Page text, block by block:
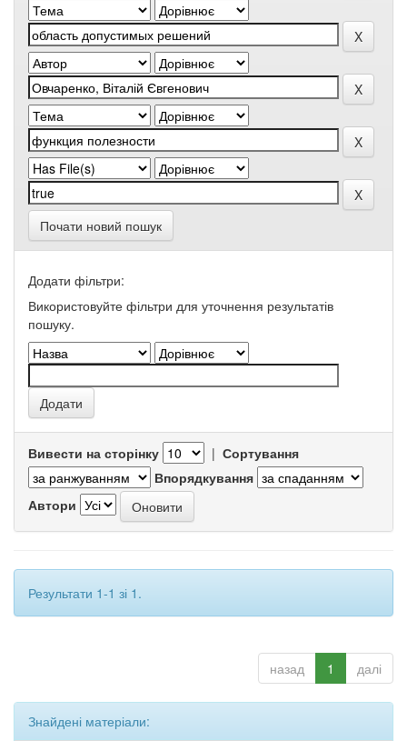
Почати новий пошук
Додати фільтри:
Використовуйте фільтри для уточнення результатів
пошуку.
Вивести на сторінку | Сортування
Впорядкування
Автори
Результати 1-1 зі 1.
назад 1 далі
Знайдені матеріали: